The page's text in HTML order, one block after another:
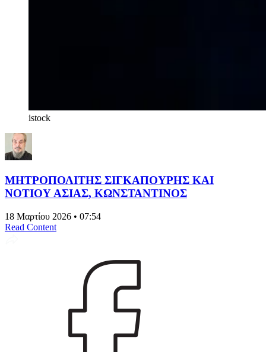
istock
ΜΗΤΡΟΠΟΛΙΤΗΣ ΣΙΓΚΑΠΟΥΡΗΣ ΚΑΙ
ΝΟΤΙΟΥ ΑΣΙΑΣ, ΚΩΝΣΤΑΝΤΙΝΟΣ
18 Μαρτίου 2026 • 07:54
Read Content